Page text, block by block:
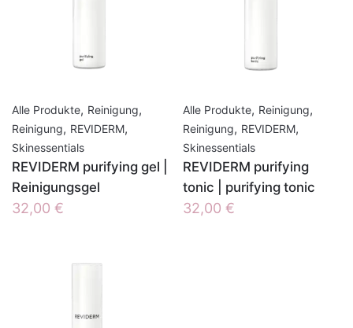
Alle Produkte, Reinigung,
Reinigung, REVIDERM,
Skinessentials
REVIDERM purifying gel |
Reinigungsgel
32,00 €
Alle Produkte, Reinigung,
Reinigung, REVIDERM,
Skinessentials
REVIDERM purifying
tonic | purifying tonic
32,00 €